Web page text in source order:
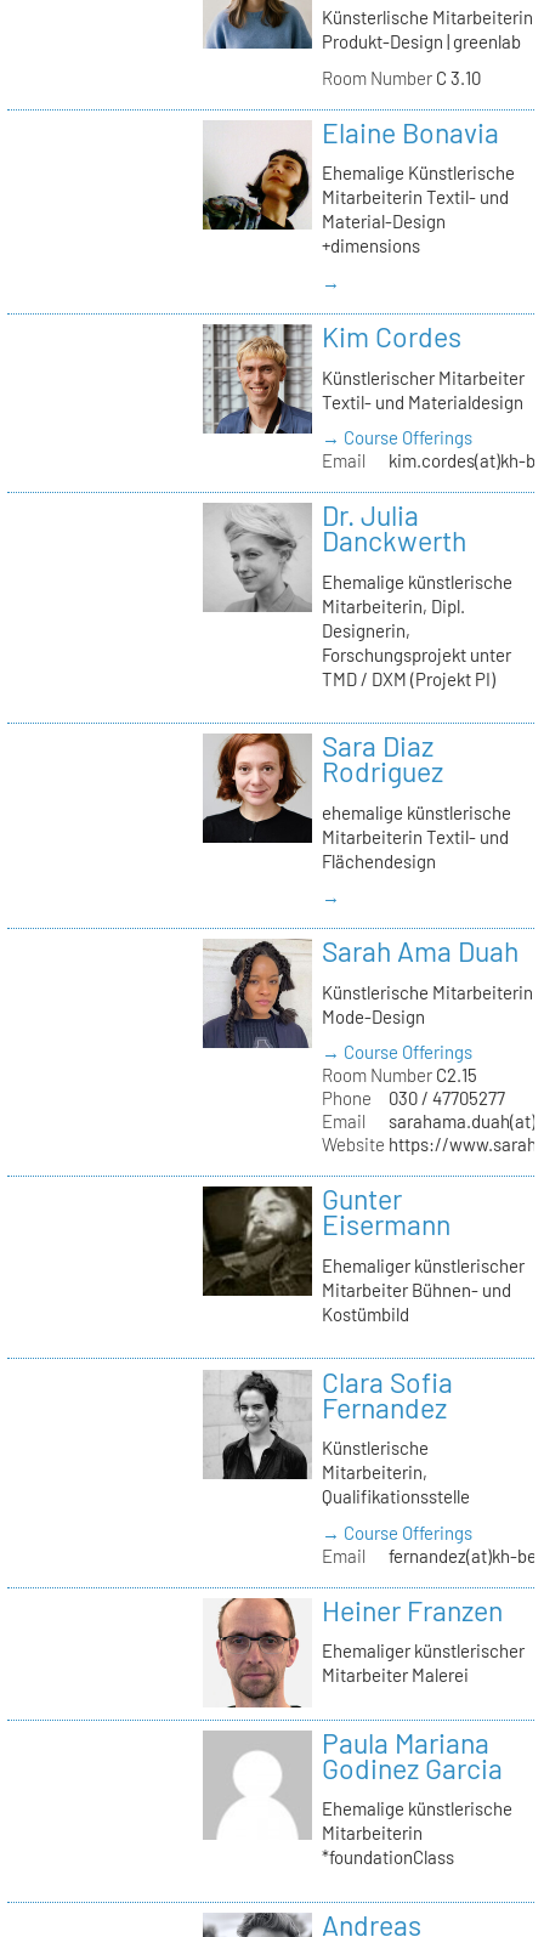
Künsterlische Mitarbeiterin
Produkt-Design | greenlab
Room NumberC 3.10
Elaine Bonavia
Ehemalige Künstlerische
Mitarbeiterin Textil- und
Material-Design
+dimensions
→
Kim Cordes
Künstlerischer Mitarbeiter
Textil- und Materialdesign
→ Course Offerings
Email
kim.cordes(at)kh-
Dr. Julia
Danckwerth
Ehemalige künstlerische
Mitarbeiterin, Dipl.
Designerin,
Forschungsprojekt unter
TMD / DXM (Projekt PI)
Sara Diaz
Rodriguez
ehemalige künstlerische
Mitarbeiterin Textil- und
Flächendesign
→
Sarah Ama Duah
Künstlerische Mitarbeiterin
Mode-Design
→ Course Offerings
Room NumberC2.15
Phone
030 / 47705277
Email
Website https://
Gunter
Eisermann
Ehemaliger künstlerischer
Mitarbeiter Bühnen- und
Kostümbild
Clara Sofia
Fernandez
Künstlerische
Mitarbeiterin,
Qualifikationsstelle
→ Course Offerings
Email
fernandez(at)kh-
Heiner Franzen
Ehemaliger künstlerischer
Mitarbeiter Malerei
Paula Mariana
Godinez Garcia
Ehemalige künstlerische
Mitarbeiterin
*foundationClass
Andreas